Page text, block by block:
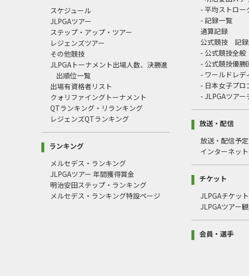
スケジュール
JLPGAツアー
ステップ・アップ・ツアー
レジェンズツアー
その他競技
JLPGAトーナメント出場人数、決勝進
出順位一覧
出場有資格者リスト
クォリファイングトーナメント
QTランキング・リランキング
レジェンズQTランキング
ランキング
メルセデス・ランキング
JLPGAツアー 年間獲得賞金
明治安田ステップ・ランキング
メルセデス・ランキング特設ページ
- 平均ストロー
- 記録一覧
通算記録
公式競技 記
- 公式競技全般
- 公式競技優勝
- ワールドレデ
- 日本女子プロ
- JLPGAツア
放送・配信
放送・配信予定
インターネッ
チケット
JLPGAチケット
JLPGAツアー
会員・選手